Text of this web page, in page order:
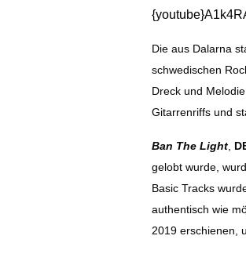
Die aus Dalarna
schwedischen
Dreck und
Gitarrenriffs und
Ban The Light
gelobt wurde,
Basic Tracks
authentisch wie
2019 erschienen,